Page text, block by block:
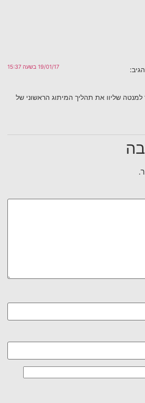
הגיב: 19/01/17 בשעה 15:37
למנטה שליוו את תהליך המיתוג הראשוני של